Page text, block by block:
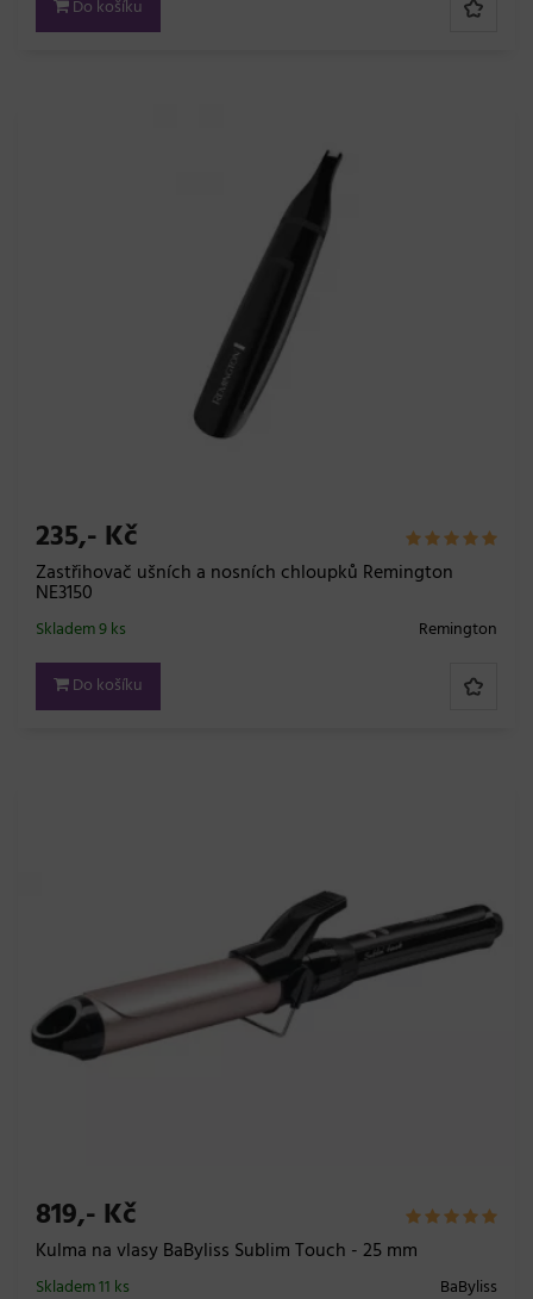
Do košíku
235,- Kč
Zastřihovač ušních a nosních chloupků Remington
NE3150
Remington
Skladem 9 ks
Do košíku
819,- Kč
Kulma na vlasy BaByliss Sublim Touch - 25 mm
BaByliss
Skladem 11 ks